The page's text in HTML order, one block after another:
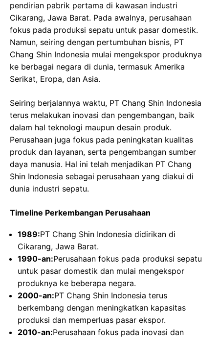
pendirian pabrik pertama di kawasan industri
Cikarang, Jawa Barat. Pada awalnya, perusahaan
fokus pada produksi sepatu untuk pasar domestik.
Namun, seiring dengan pertumbuhan bisnis, PT
Chang Shin Indonesia mulai mengekspor produknya
ke berbagai negara di dunia, termasuk Amerika
Serikat, Eropa, dan Asia.
Seiring berjalannya waktu, PT Chang Shin Indonesia
terus melakukan inovasi dan pengembangan, baik
dalam hal teknologi maupun desain produk.
Perusahaan juga fokus pada peningkatan kualitas
produk dan layanan, serta pengembangan sumber
daya manusia. Hal ini telah menjadikan PT Chang
Shin Indonesia sebagai perusahaan yang diakui di
dunia industri sepatu.
Timeline Perkembangan Perusahaan
1989:PT Chang Shin Indonesia didirikan di
Cikarang, Jawa Barat.
1990-an:Perusahaan fokus pada produksi sepatu
untuk pasar domestik dan mulai mengekspor
produknya ke beberapa negara.
2000-an:PT Chang Shin Indonesia terus
berkembang dengan meningkatkan kapasitas
produksi dan memperluas pasar ekspor.
2010-an:Perusahaan fokus pada inovasi dan